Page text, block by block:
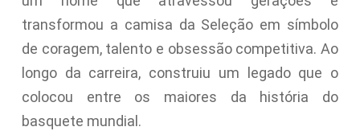
transformou a camisa da Seleção em símbolo
de coragem, talento e obsessão competitiva. Ao
longo da carreira, construiu um legado que o
colocou entre os maiores da história do
basquete mundial.